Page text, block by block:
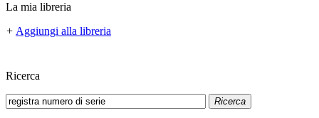
La mia libreria
+ Aggiungi alla libreria
Ricerca
Ricerca